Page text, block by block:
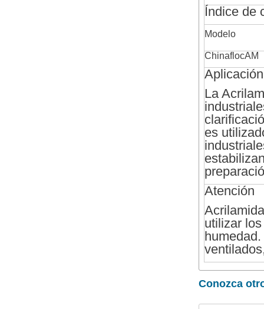
Índice de
Modelo
ChinaflocAM
Aplicación
La
es
Atención
utilizar
Conozca